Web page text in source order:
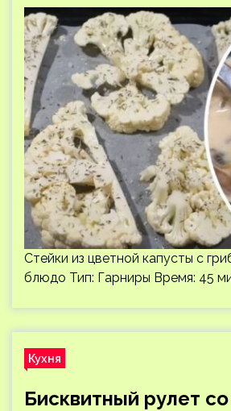
Стейки из цветной капусты с
блюдо Тип: Гарниры Время: 45
Кухня
Бисквитный рулет со